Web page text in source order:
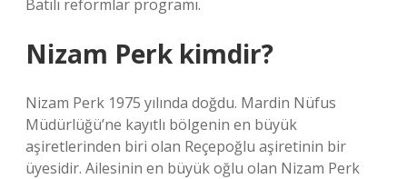
Batılı reformlar programı.
Nizam Perk kimdir?
Nizam Perk 1975 yılında doğdu. Mardin Nüfus
Müdürlüğü’ne kayıtlı bölgenin en büyük
aşiretlerinden biri olan Reçepoğlu aşiretinin bir
üyesidir. Ailesinin en büyük oğlu olan Nizam Perk